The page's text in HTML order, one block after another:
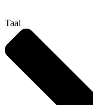
Taal